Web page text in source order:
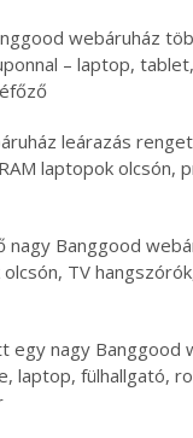
webáruház
– laptop,
leárazás
laptopok olcsón,
nagy Banggood
TV
egy nagy Banggood
laptop, fülhallgató,